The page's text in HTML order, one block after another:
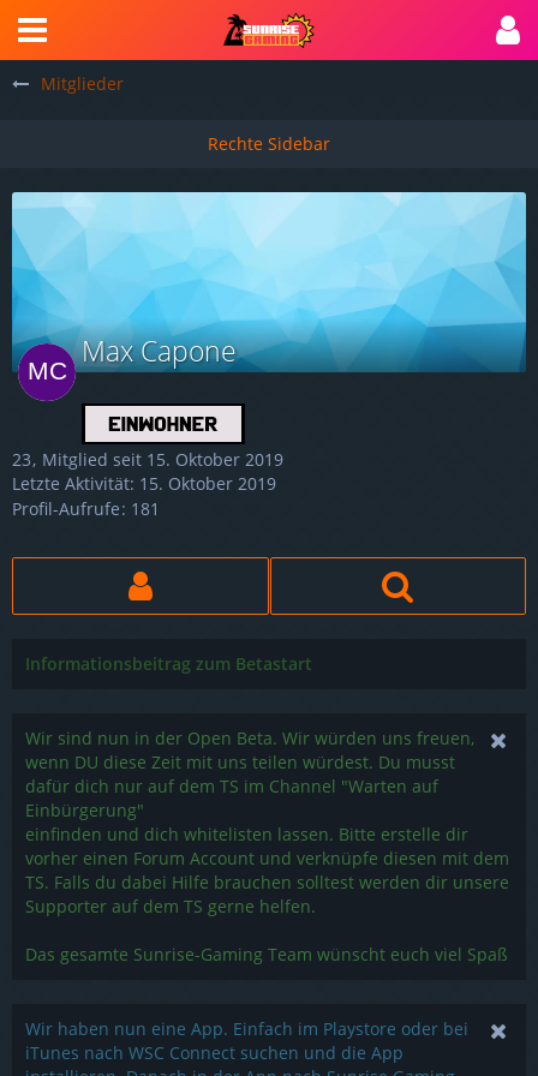
Mitglieder
Max Capone
23 Mitglied seit 15. Oktober 2019
Letzte Aktivität: 15. Oktober 2019
Profil-Aufrufe 181
Informationsbeitrag zum Betastart
Wir sind nun in der Open Beta. Wir würden uns freuen,
wenn DU diese Zeit mit uns teilen würdest. Du musst
dafür dich nur auf dem TS im Channel "Warten auf
Einbürgerung"
einfinden und dich whitelisten lassen. Bitte erstelle dir
vorher einen Forum Account und verknüpfe diesen mit dem
TS. Falls du dabei Hilfe brauchen solltest werden dir unsere
Supporter auf dem TS gerne helfen.
Das gesamte Sunrise-Gaming Team wünscht euch viel Spaß
Wir haben nun eine App. Einfach im Playstore oder bei
iTunes nach WSC Connect suchen und die App